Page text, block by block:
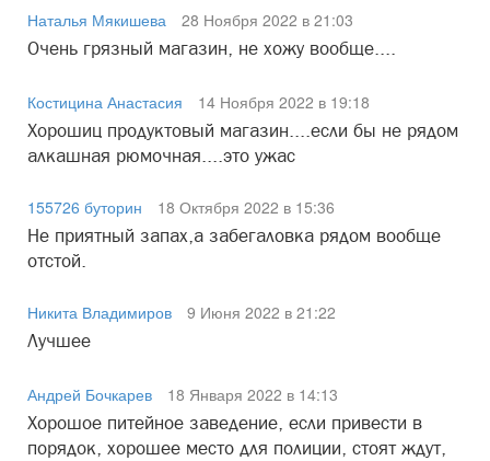
Наталья Мякишева
28 Ноября 2022 в 21:03
Очень грязный магазин, не хожу вообще....
Костицина Анастасия
14 Ноября 2022 в 19:18
Хорошиц продуктовый магазин....если бы не рядом
алкашная рюмочная....это ужас
155726 буторин
18 Октября 2022 в 15:36
Не приятный запах,а забегаловка рядом вообще
отстой.
Никита Владимиров
9 Июня 2022 в 21:22
Лучшее
Андрей Бочкарев
18 Января 2022 в 14:13
Хорошое питейное заведение, если привести в
порядок, хорошее место для полиции, стоят ждут,